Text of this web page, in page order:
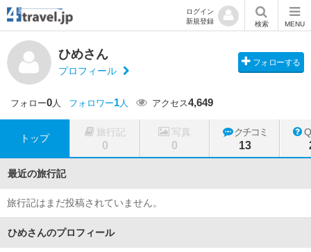
ログイン
新規登録
検索 MENU
ひめさん
プロフィール
フォローする
フォロー0人 フォロワー1人 アクセス4,649
トップ
旅行記
0
写真
0
クチコミ
13
最近の旅行記
旅行記はまだ投稿されていません。
ひめさんのプロフィール